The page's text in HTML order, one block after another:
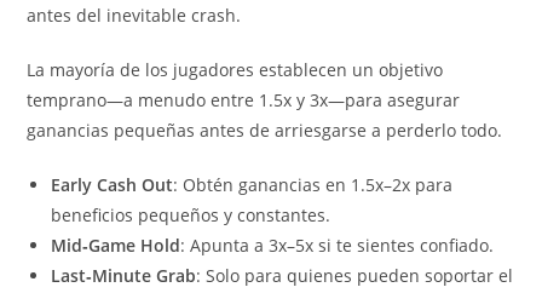
antes del inevitable crash.
La mayoría de los jugadores establecen un objetivo
temprano—a menudo entre 1.5x y 3x—para asegurar
ganancias pequeñas antes de arriesgarse a perderlo todo.
Early Cash Out: Obtén ganancias en 1.5x–2x para
beneficios pequeños y constantes.
Mid‑Game Hold: Apunta a 3x–5x si te sientes confiado.
Last‑Minute Grab: Solo para quienes pueden soportar el